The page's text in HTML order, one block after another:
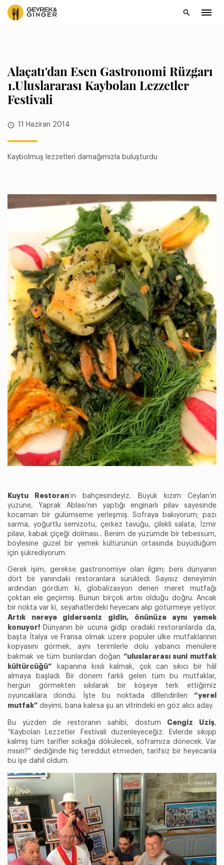
Alaçatı'dan Esen Gastronomi Rüzgarı
1.Uluslararası Kaybolan Lezzetler
Festivali
11 Haziran 2014
Kaybolmuş lezzetleri damağımızla buluşturdu
Kuytu Restoran’ın bahçesindeyiz. Büyük kızım Ceylan’ın
yüzüne, Yaprak Ablası’nın yaptığı enginarlı pilav sayesinde
kocaman bir gülümseme yerleşmiş. Sofraya bakıyorum; pazı
sarma, yoğurtlu semizotu, çerkez tavuğu, çilekli salata, İzmir
pilavı, kabak çiçeği dolması... Benim de yüzümde bir tebessüm,
böylesine güzel bir yemek kültürünün ortasında büyüdüğüm
için şükrediyorum.
Gerek işim, gerekse gastronomiye olan ilgim; beni dünyanın
dört bir yanındaki restoranlara sürükledi. Sayısız deneyimin
ardından gördüm ki, globalizasyon denen meret mutfağı
çoktan ele geçirmiş. Bunun birçok artısı olduğu doğru. Ancak
bir nokta var ki, seyahatlerdeki heyecanı alıp götürmeye yetiyor.
Artık nereye giderseniz gidin, önünüze aynı yemek
konuyor!
Dünyanın bir ucuna gidip oradaki restoranlarda da,
başta İtalya ve Fransa olmak üzere popüler ülke mutfaklarının
kopyasını görmek, aynı terimlerle dolu yabancı menülere
bakmak ve tüm bunlardan doğan “uluslararası suni mutfak
kültürcüğü” kapanına kısılı kalmak, çok can sıkıcı bir hâl
almaya başladı. Bir dönem farklı gelen tüm bu mutfaklar,
hergün görmekten sıkılarak bir köşeye terk ettiğimiz
oyuncaklara döndü. İşte bu noktada dillendirilen “yerel
mutfak” deyimi, bana kalırsa şu an vitrindeki en göz alıcı aday.
Bu yüzden de restoranın sahibi, dostum Cengiz Uziş,
“Kaybolan Lezzetler Festivali düzenleyeceğiz. Evlerde sıkışıp
kalmış tüm tarifler sokağa dökülecek, soframıza dönecek. Var
mısın?” dediğinde hiç tereddüt etmeden, tarifsiz bir heyecanla
bu işe dahil oldum.